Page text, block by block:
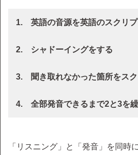
1. 英語の音源を英語のスクリプ
2. シャドーイングをする
3. 聞き取れなかった箇所をスク
4. 全部発音できるまで2と3を
「リスニング」と「発音」を同時